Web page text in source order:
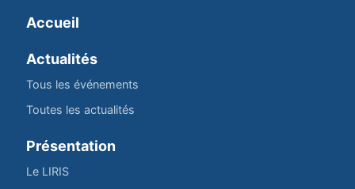
Accueil
Actualités
Tous les événements
Toutes les actualités
Présentation
Le LIRIS